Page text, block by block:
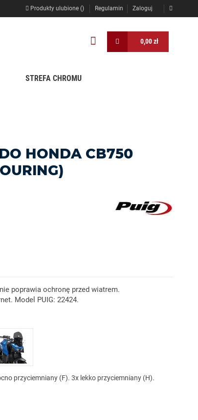
Produkty ulubione () Regulamin Zaloguj
0,00 zł
STREFA CHROMU
HONDA CB750
poprawia ochronę przed wiatrem.
Model PUIG: 22424.
(H)
Mocno przyciemniany (F)
przyciemniany (F). 3x lekko przyciemniany (H).